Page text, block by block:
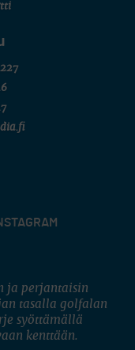
ja perjantaisin
tasalla golfalan
syöttämällä
kenttään.